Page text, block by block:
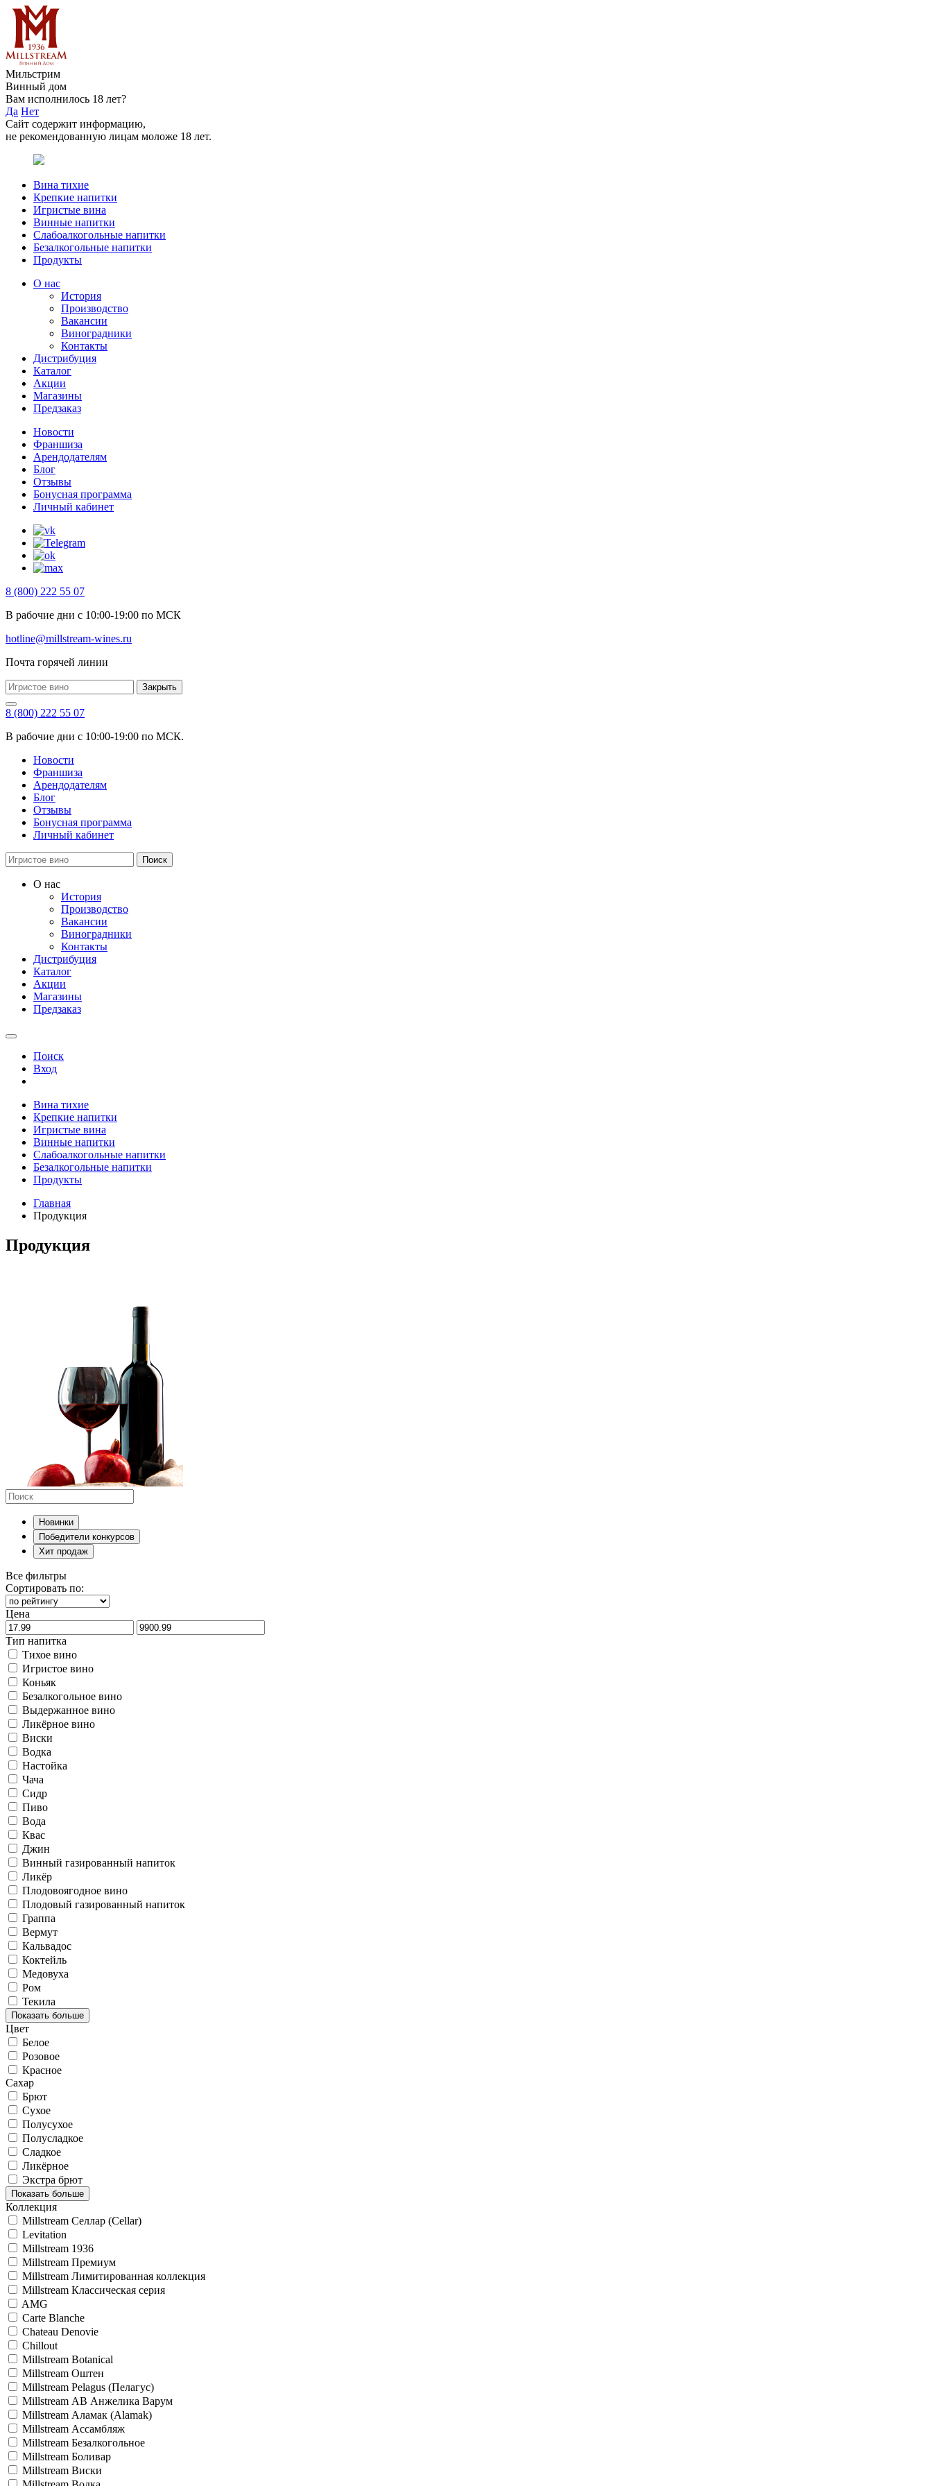
Мильстрим
Винный дом
Вам исполнилось 18 лет?
Да Нет
Сайт содержит информацию,
не рекомендованную лицам моложе 18 лет.
Вина тихие
Крепкие напитки
Игристые вина
Винные напитки
Слабоалкогольные напитки
Безалкогольные напитки
Продукты
О нас
История
Производство
Вакансии
Виноградники
Контакты
Дистрибуция
Каталог
Акции
Магазины
Предзаказ
Новости
Франшиза
Арендодателям
Блог
Отзывы
Бонусная программа
Личный кабинет
8 (800) 222 55 07
В рабочие дни с 10:00-19:00 по МСК
hotline@millstream-wines.ru
Почта горячей линии
Закрыть
8 (800) 222 55 07
В рабочие дни с 10:00-19:00 по МСК.
Новости
Франшиза
Арендодателям
Блог
Отзывы
Бонусная программа
Личный кабинет
Поиск
О нас
История
Производство
Вакансии
Виноградники
Контакты
Дистрибуция
Каталог
Акции
Магазины
Предзаказ
Поиск
Вход
Вина тихие
Крепкие напитки
Игристые вина
Винные напитки
Слабоалкогольные напитки
Безалкогольные напитки
Продукты
Главная
Продукция
Продукция
Новинки
Победители конкурсов
Хит продаж
Все фильтры
Сортировать по:
Цена
Тип напитка
Тихое вино
Игристое вино
Коньяк
Безалкогольное вино
Выдержанное вино
Ликёрное вино
Виски
Водка
Настойка
Чача
Сидр
Пиво
Вода
Квас
Джин
Винный газированный напиток
Ликёр
Плодовоягодное вино
Плодовый газированный напиток
Граппа
Вермут
Кальвадос
Коктейль
Медовуха
Ром
Текила
Показать больше
Цвет
Белое
Розовое
Красное
Сахар
Брют
Сухое
Полусухое
Полусладкое
Сладкое
Ликёрное
Экстра брют
Показать больше
Коллекция
Millstream Селлар (Cellar)
Levitation
Millstream 1936
Millstream Премиум
Millstream Лимитированная коллекция
Millstream Классическая серия
AMG
Carte Blanche
Chateau Denovie
Chillout
Millstream Botanical
Millstream Oштен
Millstream Pelagus (Пелагус)
Millstream АВ Анжелика Варум
Millstream Аламак (Alamak)
Millstream Ассамбляж
Millstream Безалкогольное
Millstream Боливар
Millstream Виски